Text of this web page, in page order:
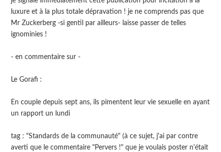
luxure et à la plus totale dépravation ! je ne comprends pas que
Mr Zuckerberg -si gentil par ailleurs- laisse passer de telles
ignominies !
- en commentaire sur -
Le Gorafi :
En couple depuis sept ans, ils pimentent leur vie sexuelle en ayant
un rapport un lundi⁠
tag : "Standards de la communauté" (à ce sujet, j'ai par contre
averti que le commentaire "Pervers !" que je voulais poster n'était